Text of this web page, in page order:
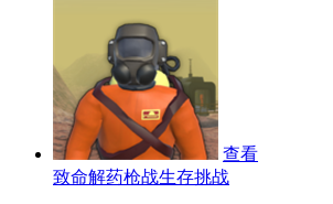
查看
致命解药枪战生存挑战